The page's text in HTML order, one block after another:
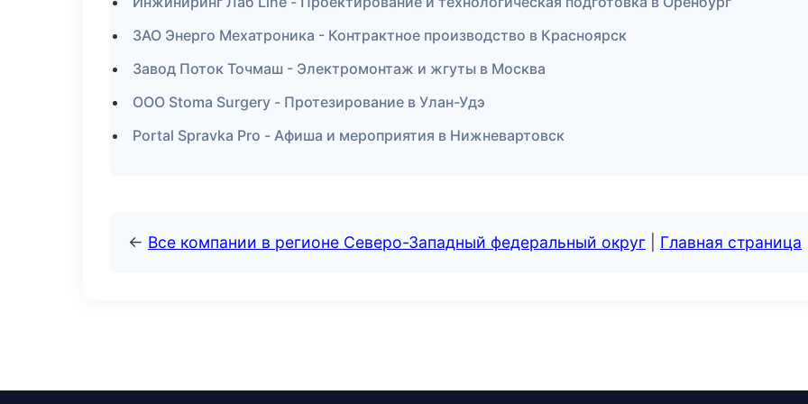
ЗАО Энерго Мехатроника - Контрактное производство в Красноярск
Завод Поток Точмаш - Электромонтаж и жгуты в Москва
ООО Stoma Surgery - Протезирование в Улан-Удэ
Portal Spravka Pro - Афиша и мероприятия в Нижневартовск
← Все компании в регионе Северо-Западный федеральный округ Главная страница